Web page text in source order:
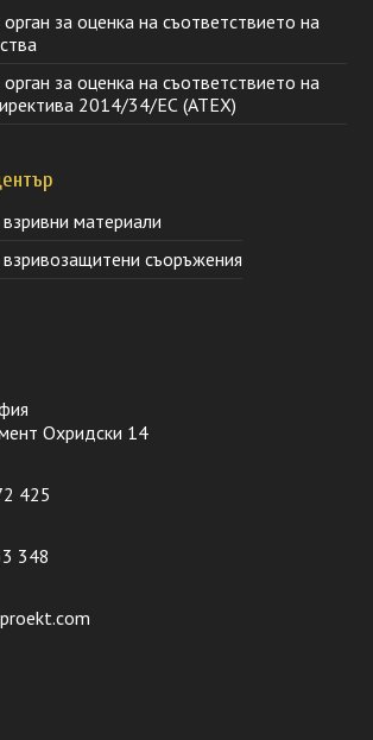
за оценка на съответствието на
за оценка на съответствието на
2014/34/ЕС (ATEX)
материали
съоръжения
Охридски 14
425
348